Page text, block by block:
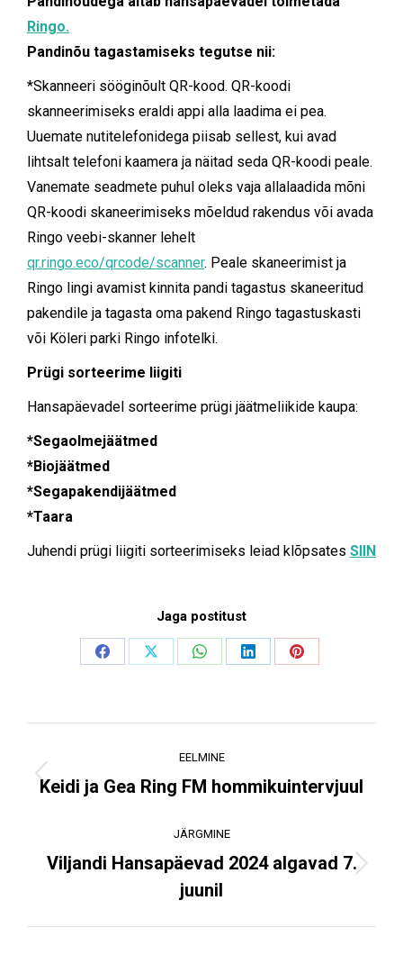
Ringo.
Pandinõu tagastamiseks tegutse nii:
*Skanneeri sööginõult QR-kood. QR-koodi
skanneerimiseks eraldi appi alla laadima ei pea.
Uuemate nutitelefonidega piisab sellest, kui avad
lihtsalt telefoni kaamera ja näitad seda QR-koodi peale.
Vanemate seadmete puhul oleks vaja allalaadida mõni
QR-koodi skaneerimiseks mõeldud rakendus või avada
Ringo veebi-skanner lehelt
qr.ringo.eco/qrcode/scanner. Peale skaneerimist ja
Ringo lingi avamist kinnita pandi tagastus skaneeritud
pakendile ja tagasta oma pakend Ringo tagastuskasti
või Köleri parki Ringo infotelki.
Prügi sorteerime liigiti
Hansapäevadel sorteerime prügi jäätmeliikide kaupa:
*Segaolmejäätmed
*Biojäätmed
*Segapakendijäätmed
*Taara
Juhendi prügi liigiti sorteerimiseks leiad klõpsates SIIN
Jaga postitust
Share
Share
Share
Share
Share
navigation
EELMINE
Previous
Keidi ja Gea Ring FM hommikuintervjuul
JÄRGMINE
Next
post:
Viljandi Hansapäevad 2024 algavad 7.
juunil